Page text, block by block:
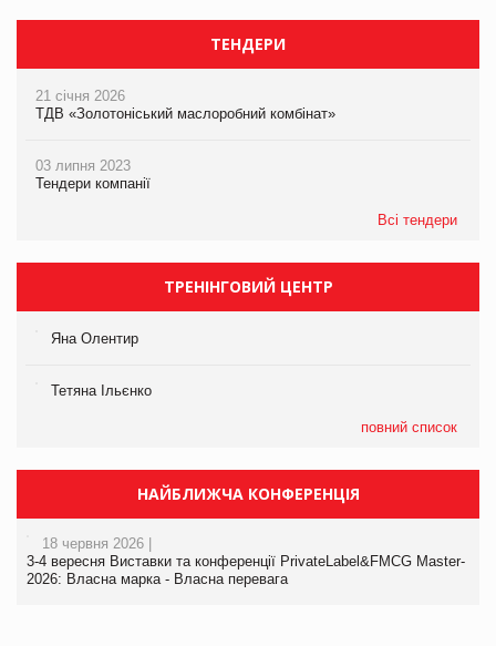
ТЕНДЕРИ
21 січня 2026
ТДВ «Золотоніський маслоробний комбінат»
03 липня 2023
Тендери компанії
Всі тендери
ТРЕНІНГОВИЙ ЦЕНТР
Яна Олентир
Тетяна Ільєнко
повний список
НАЙБЛИЖЧА КОНФЕРЕНЦІЯ
18 червня 2026 |
3-4 вересня Виставки та конференції PrivateLabel&FMCG Master-
2026: Власна марка - Власна перевага